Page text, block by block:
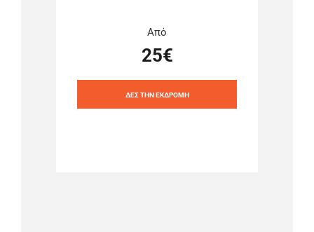
Από
25€
ΔΕΣ ΤΗΝ ΕΚΔΡΟΜΗ